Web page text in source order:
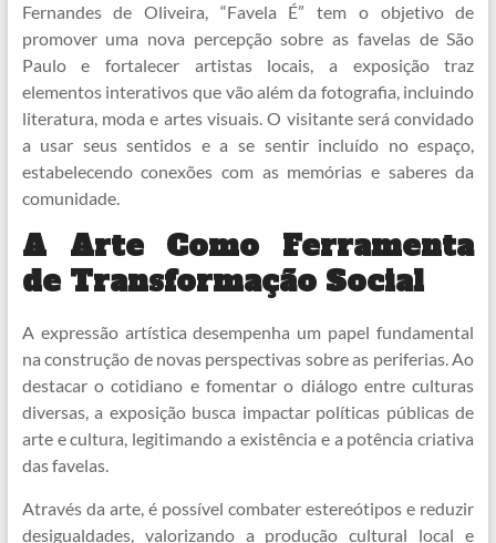
Fernandes de Oliveira, “Favela É” tem o objetivo de
promover uma nova percepção sobre as favelas de São
Paulo e fortalecer artistas locais, a exposição traz
elementos interativos que vão além da fotografia, incluindo
literatura, moda e artes visuais. O visitante será convidado
a usar seus sentidos e a se sentir incluído no espaço,
estabelecendo conexões com as memórias e saberes da
comunidade.
A Arte Como Ferramenta
de Transformação Social
A expressão artística desempenha um papel fundamental
na construção de novas perspectivas sobre as periferias. Ao
destacar o cotidiano e fomentar o diálogo entre culturas
diversas, a exposição busca impactar políticas públicas de
arte e cultura, legitimando a existência e a potência criativa
das favelas.
Através da arte, é possível combater estereótipos e reduzir
desigualdades, valorizando a produção cultural local e